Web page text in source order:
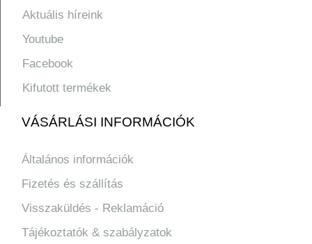
Aktuális híreink
Youtube
Facebook
Kifutott termékek
VÁSÁRLÁSI INFORMÁCIÓK
Általános információk
Fizetés és szállítás
Visszaküldés - Reklamáció
Tájékoztatók & szabályzatok